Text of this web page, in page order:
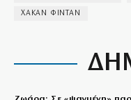
ΧΑΚΑΝ ΦΙΝΤΑΝ